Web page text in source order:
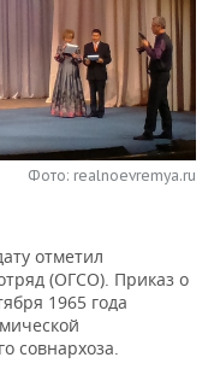
Фото: realnoevremya.ru
отметил
(ОГСО). Приказ о
1965 года
совнархоза.